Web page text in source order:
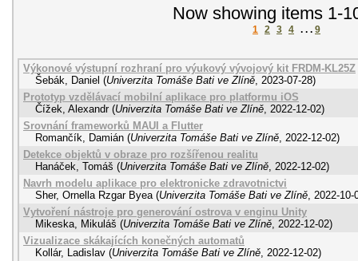
Now showing items 1-
1 2 3 4 . . . 9
Výkonové výstupní rozhraní pro výukový vývojový kit FRDM-KL25Z
Šebák, Daniel (Univerzita Tomáše Bati ve Zlíně 2023-07-28)
Prototyp vzdělávací mobilní aplikace pro platformu iOS
Čížek, Alexandr (Univerzita Tomáše Bati ve Zlíně 2022-12-02)
Srovnání frameworků MAUI a Flutter
Romančík, Damián (Univerzita Tomáše Bati ve Zlíně 2022-12-02)
Detekce objektů v obraze pro rozšířenou realitu
Hanáček, Tomáš (Univerzita Tomáše Bati ve Zlíně 2022-12-02)
Navrh modelu aplikace pro elektronicke zdravotnictvi
Sher, Ornella Rzgar Byea (Univerzita Tomáše Bati ve Zlíně 2022-10-
Vytvoření nástroje pro generování ostrova v enginu Unity
Mikeska, Mikuláš (Univerzita Tomáše Bati ve Zlíně 2022-12-02)
Vizualizace skákajících konečných automatů
Kollár, Ladislav (Univerzita Tomáše Bati ve Zlíně 2022-12-02)